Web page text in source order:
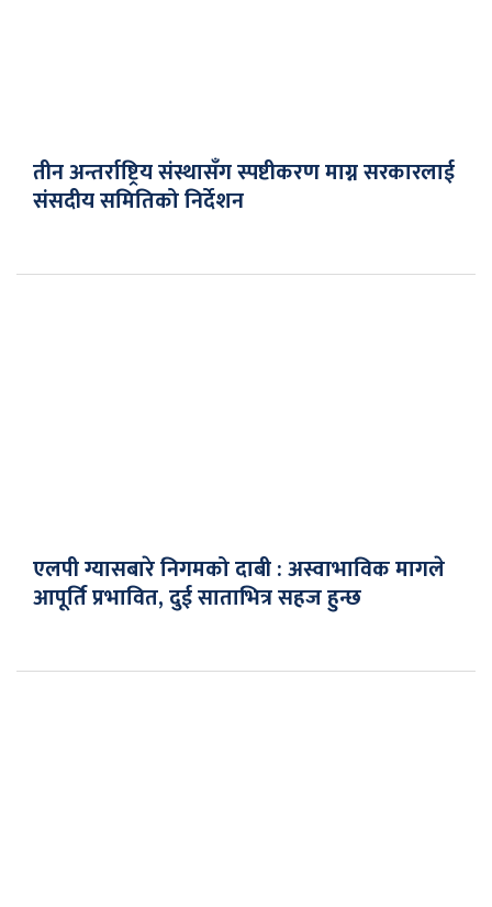
तीन अन्तर्राष्ट्रिय संस्थासँग स्पष्टीकरण माग्न सरकारलाई
संसदीय समितिको निर्देशन
एलपी ग्यासबारे निगमको दाबी : अस्वाभाविक मागले
आपूर्ति प्रभावित, दुई साताभित्र सहज हुन्छ